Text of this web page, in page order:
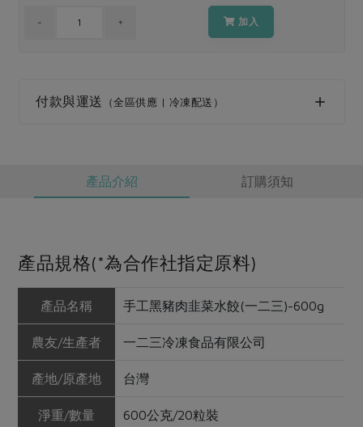
社務會議 地區活動 加入
付款與運送 （全區供應 | 冷凍配送）
產品介紹 訂購須知
產品規格(*為合作社指定原料)
產品名稱 手工黑豬肉韭菜水餃(一二三)-600g
農友/生產者 一二三冷凍食品有限公司
產地/原產地 台灣
淨重/數量 600公克/20粒裝